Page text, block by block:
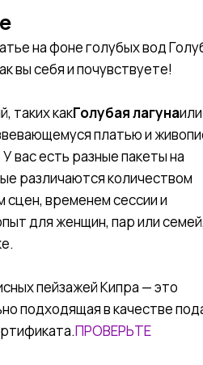
на фоне голубых вод
вы себя и почувствуете!
таких какГолубая лагунаили
платью и
вас есть разные пакеты на
различаются количеством
временем сессии и
для женщин, пар или
пейзажей Кипра — это
подходящая в качестве
ПРОВЕРЬТЕ